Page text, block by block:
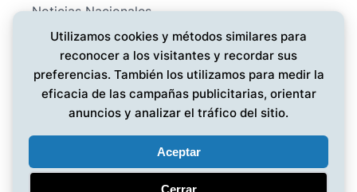
Noticias Nacionales
Deportes
Entretenimiento
EMPRESA
Conócenos
Política de Privacidad
Utilizamos cookies y métodos similares para
reconocer a los visitantes y recordar sus
preferencias. También los utilizamos para medir la
eficacia de las campañas publicitarias, orientar
anuncios y analizar el tráfico del sitio.
Aceptar
Cerrar